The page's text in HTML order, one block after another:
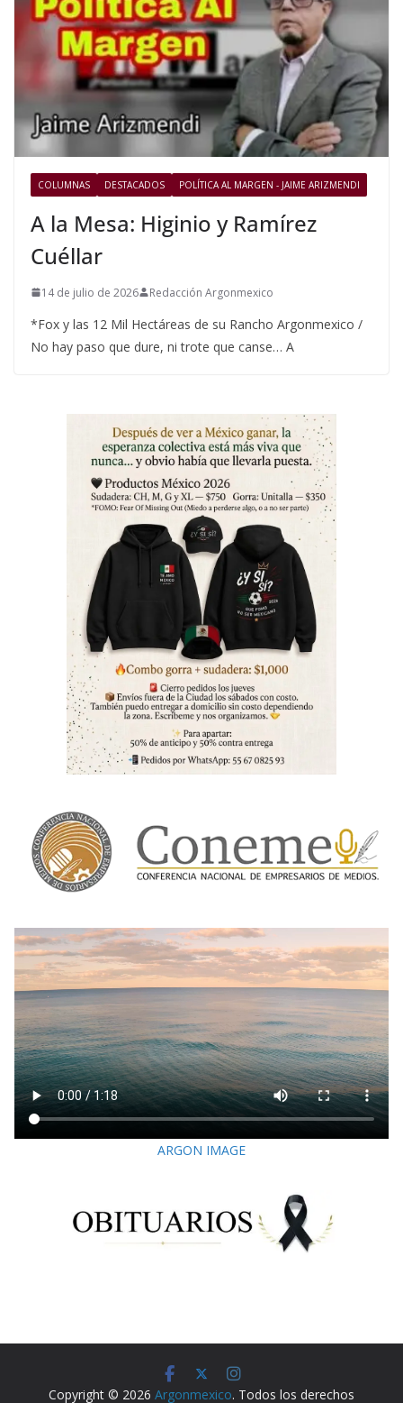
COLUMNAS DESTACADOS POLÍTICA AL MARGEN - JAIME ARIZMENDI
A la Mesa: Higinio y Ramírez
Cuéllar
14 de julio de 2026 Redacción Argonmexico
*Fox y las 12 Mil Hectáreas de su Rancho Argonmexico /
No hay paso que dure, ni trote que canse… A
ARGON IMAGE
Copyright © 2026 Argonmexico. Todos los derechos